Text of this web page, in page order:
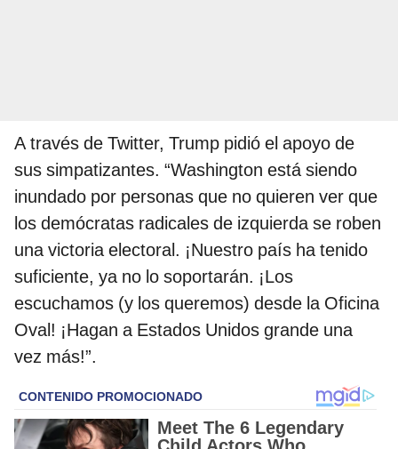
A través de Twitter, Trump pidió el apoyo de
sus simpatizantes. “Washington está siendo
inundado por personas que no quieren ver que
los demócratas radicales de izquierda se roben
una victoria electoral. ¡Nuestro país ha tenido
suficiente, ya no lo soportarán. ¡Los
escuchamos (y los queremos) desde la Oficina
Oval! ¡Hagan a Estados Unidos grande una
vez más!”.